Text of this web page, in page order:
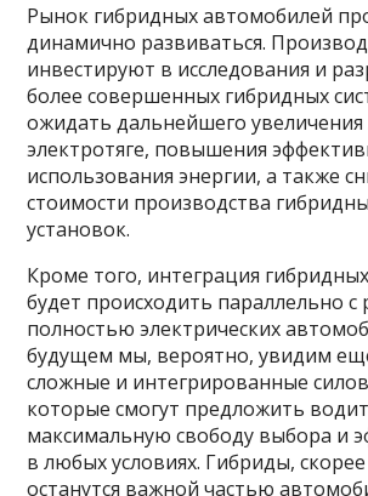
Рынок гибридных автомобилей
динамично развиваться.
инвестируют в исследования и
более совершенных гибридных
ожидать дальнейшего увеличения
электротяге, повышения
использования энергии, а также
стоимости производства
установок.
Кроме того, интеграция
будет происходить параллельно с
полностью электрических
будущем мы, вероятно, увидим
сложные и интегрированные
которые смогут предложить
максимальную свободу выбора и
в любых условиях. Гибриды, скорее
останутся важной частью